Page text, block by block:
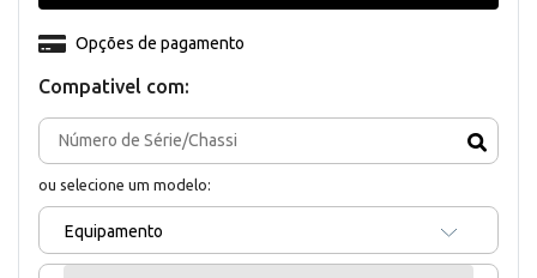
Compativel com:
ou selecione um modelo:
Equipamento
Opções de pagamento